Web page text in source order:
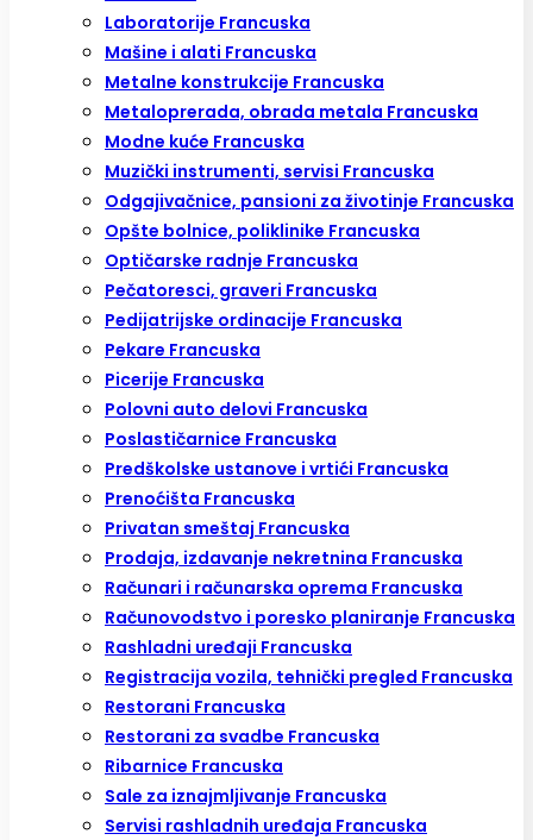
Laboratorije Francuska
Mašine i alati Francuska
Metalne konstrukcije Francuska
Metaloprerada, obrada metala Francuska
Modne kuće Francuska
Muzički instrumenti, servisi Francuska
Odgajivačnice, pansioni za životinje Francuska
Opšte bolnice, poliklinike Francuska
Optičarske radnje Francuska
Pečatoresci, graveri Francuska
Pedijatrijske ordinacije Francuska
Pekare Francuska
Picerije Francuska
Polovni auto delovi Francuska
Poslastičarnice Francuska
Predškolske ustanove i vrtići Francuska
Prenoćišta Francuska
Privatan smeštaj Francuska
Prodaja, izdavanje nekretnina Francuska
Računari i računarska oprema Francuska
Računovodstvo i poresko planiranje Francuska
Rashladni uređaji Francuska
Registracija vozila, tehnički pregled Francuska
Restorani Francuska
Restorani za svadbe Francuska
Ribarnice Francuska
Sale za iznajmljivanje Francuska
Servisi rashladnih uređaja Francuska